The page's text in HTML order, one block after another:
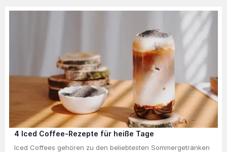
4 Iced Coffee-Rezepte für heiße Tage
Iced Coffees gehören zu den beliebtesten Sommergetränken